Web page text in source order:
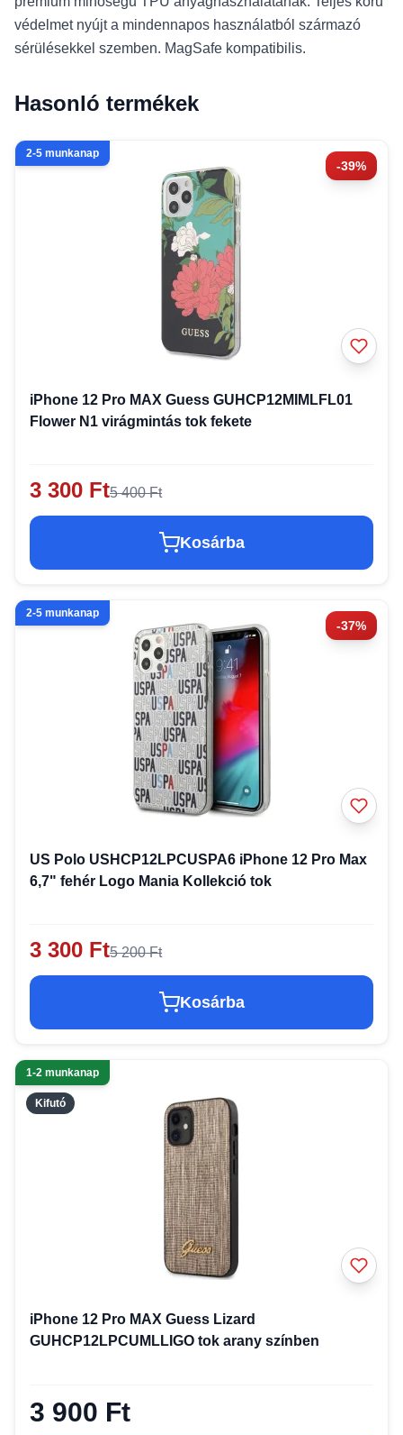
védelmet nyújt a mindennapos használatból származó
sérülésekkel szemben. MagSafe kompatibilis.
Hasonló termékek
-39%
2-5 munkanap
iPhone 12 Pro MAX Guess GUHCP12MIMLFL01
Flower N1 virágmintás tok fekete
3 300 Ft5 400 Ft
Kosárba
-37%
2-5 munkanap
US Polo USHCP12LPCUSPA6 iPhone 12 Pro Max
6,7" fehér Logo Mania Kollekció tok
3 300 Ft5 200 Ft
Kosárba
Kifutó
1-2 munkanap
iPhone 12 Pro MAX Guess Lizard
GUHCP12LPCUMLLIGO tok arany színben
3 900 Ft